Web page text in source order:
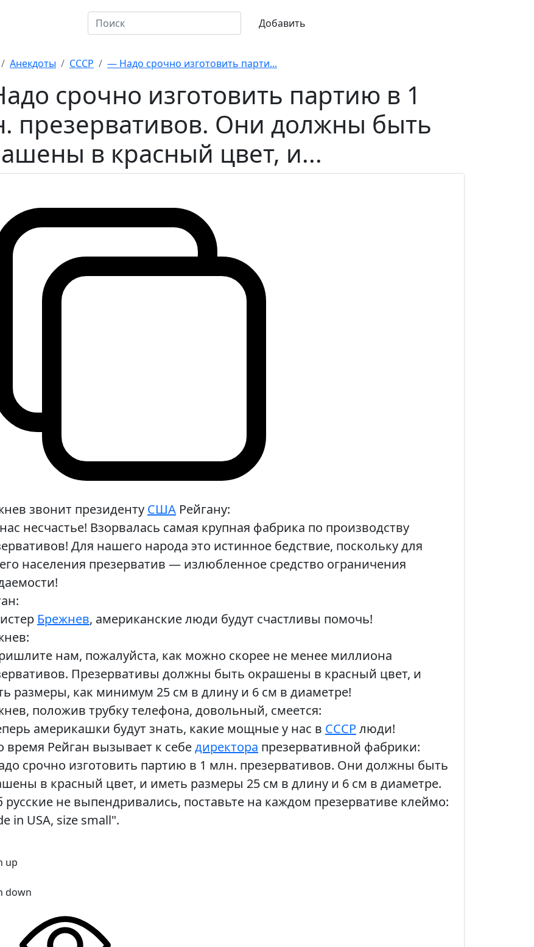
Добавить
Анекдоты СССР — Надо срочно изготовить парти...
срочно изготовить партию в 1
презервативов. Они должны быть
в красный цвет, и...
звонит президенту США Рейгану:
несчастье! Взорвалась самая крупная фабрика по производству
Для нашего народа это истинное бедствие, поскольку для
населения презерватив — излюбленное средство ограничения
Брежнев, американские люди будут счастливы помочь!
нам, пожалуйста, как можно скорее не менее миллиона
Презервативы должны быть окрашены в красный цвет, и
размеры, как минимум 25 см в длину и 6 см в диаметре!
положив трубку телефона, довольный, смеется:
америкашки будут знать, какие мощные у нас в СССР люди!
время Рейган вызывает к себедиректора презервативной фабрики:
срочно изготовить партию в 1 млн. презервативов. Они должны быть
в красный цвет, и иметь размеры 25 см в длину и 6 см в диаметре.
русские не выпендривались, поставьте на каждом презервативе клеймо:
in USA, size small".